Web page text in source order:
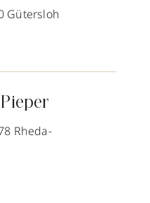
Gütersloh
Rheda-